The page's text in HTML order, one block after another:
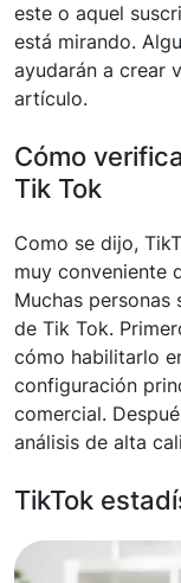
este o aquel
está mirando.
ayudarán a crear
artículo.
Cómo
Tik Tok
Como se dijo,
muy conveniente
Muchas
de Tik Tok.
cómo habilitarlo
configuración
comercial.
análisis de alta
TikTok